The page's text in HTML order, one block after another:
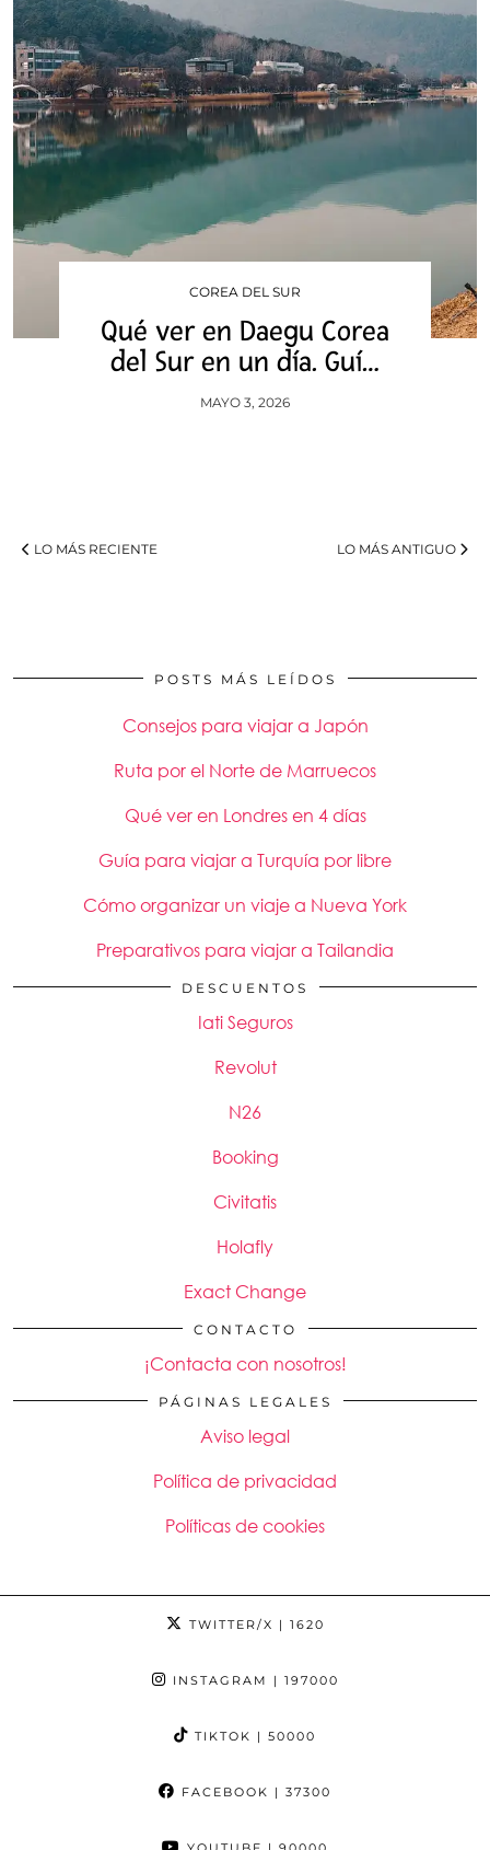
COREA DEL SUR
Qué ver en Daegu Corea
del Sur en un día. Guí…
MAYO 3, 2026
LO MÁS RECIENTE LO MÁS ANTIGUO
POSTS MÁS LEÍDOS
Consejos para viajar a Japón
Ruta por el Norte de Marruecos
Qué ver en Londres en 4 días
Guía para viajar a Turquía por libre
Cómo organizar un viaje a Nueva York
Preparativos para viajar a Tailandia
DESCUENTOS
Iati Seguros
Revolut
N26
Booking
Civitatis
Holafly
Exact Change
CONTACTO
¡Contacta con nosotros!
PÁGINAS LEGALES
Aviso legal
Política de privacidad
Políticas de cookies
TWITTER/X | 1620
INSTAGRAM | 197000
TIKTOK | 50000
FACEBOOK | 37300